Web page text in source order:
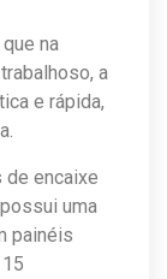
na
a
e rápida,
de encaixe
uma
painéis